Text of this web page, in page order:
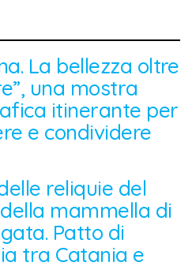
La bellezza oltre
una mostra
itinerante per
e condividere
reliquie del
mammella di
Patto di
tra Catania e